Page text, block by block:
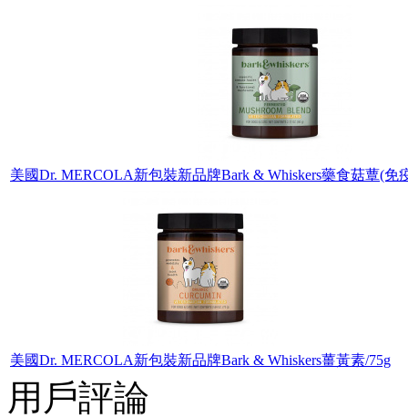
美國Dr. MERCOLA新包裝新品牌Bark & Whiskers藥食菇蕈(免
美國Dr. MERCOLA新包裝新品牌Bark & Whiskers薑黃素/75g
用戶評論